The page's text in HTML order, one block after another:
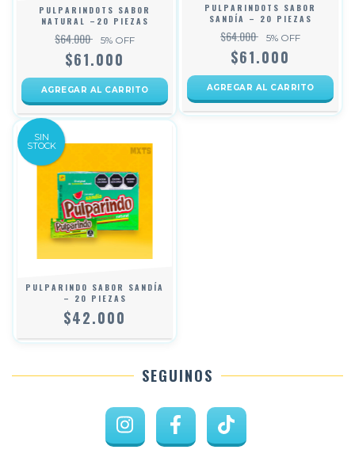
PULPARINDOTS SABOR
NATURAL –20 PIEZAS
$64.000 5% OFF
$61.000
PULPARINDOTS SABOR
SANDÍA – 20 PIEZAS
$64.000 5% OFF
$61.000
SIN
STOCK
PULPARINDO SABOR SANDÍA
– 20 PIEZAS
$42.000
SEGUINOS